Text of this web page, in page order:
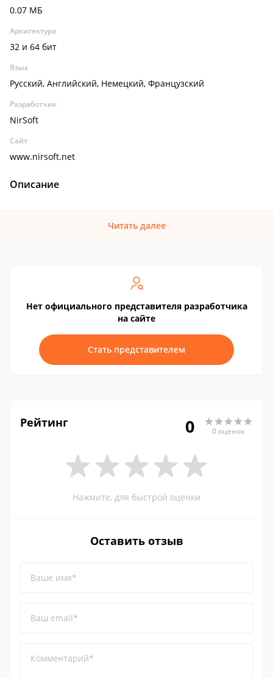
0.07 МБ
Архитектура
32 и 64 бит
Язык
Русский, Английский, Немецкий, Французский
Разработчик
NirSoft
Сайт
www.nirsoft.net
Описание
Читать далее
Нет официального представителя разработчика
на сайте
Стать представителем
Рейтинг 0 0 оценок
Нажмите, для быстрой оценки
Оставить отзыв
Ваше имя*
Ваш email*
Комментарий*